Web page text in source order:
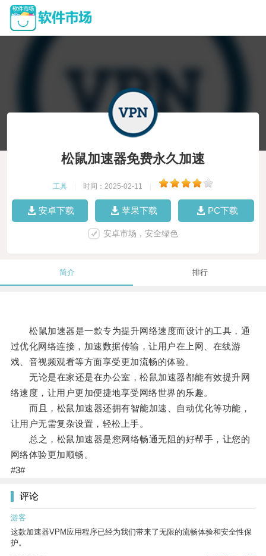
松鼠加速器免费永久加速
工具 时间：2025-02-11
安卓下载 苹果下载 PC下载
安卓市场，安全绿色
简介 排行
松鼠加速器是一款专为提升网络速度而设计的工具，通
过优化网络连接，加速数据传输，让用户在上网、在线游
戏、音视频观看等方面享受更加流畅的体验。
无论是在家还是在办公室，松鼠加速器都能有效提升网
络速度，让用户更加便捷地享受网络世界的乐趣。
而且，松鼠加速器还拥有智能加速、自动优化等功能，
让用户无需复杂设置，轻松上手。
总之，松鼠加速器是您网络畅通无阻的好帮手，让您的
网络体验更加顺畅。
#3#
评论
游客
这款加速器VPM应用程序已经为我们带来了无限的流畅体验和安全性保
护。